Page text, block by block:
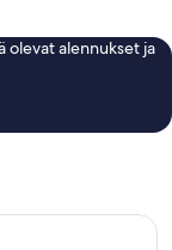
olevat alennukset ja